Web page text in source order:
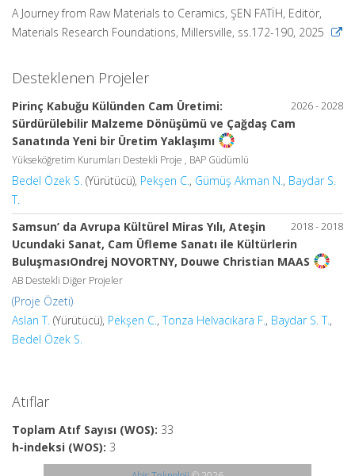
A Journey from Raw Materials to Ceramics, ŞEN FATİH, Editör,
Materials Research Foundations, Millersville, ss.172-190, 2025
Desteklenen Projeler
2026 - 2028
Pirinç Kabuğu Külünden Cam Üretimi:
Sürdürülebilir Malzeme Dönüşümü ve Çağdaş Cam
Sanatında Yeni bir Üretim Yaklaşımı
Yükseköğretim Kurumları Destekli Proje , BAP Güdümlü
Bedel Özek S. (Yürütücü), Pekşen C., Gümüş Akman N., Baydar S.
T.
2018 - 2018
Samsun’ da Avrupa Kültürel Miras Yılı, Ateşin
Ucundaki Sanat, Cam Üfleme Sanatı ile Kültürlerin
BuluşmasıOndrej NOVORTNY, Douwe Christian MAAS
AB Destekli Diğer Projeler
(Proje Özeti)
Aslan T. (Yürütücü), Pekşen C.,Tonza Helvacıkara F., Baydar S. T.,
Bedel Özek S.
Atıflar
Toplam Atıf Sayısı (WOS): 33
h-indeksi (WOS): 3